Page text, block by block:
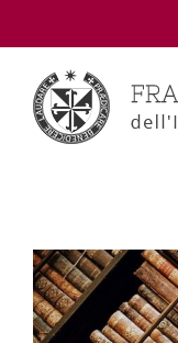
View
Larger
Image